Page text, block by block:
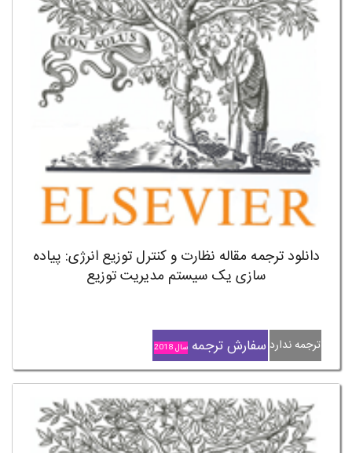
دانلود ترجمه مقاله نظارت و کنترل توزیع انرژی: پیاده
سازی یک سیستم مدیریت توزیع
ترجمه ندارد سفارش ترجمه سال 2018